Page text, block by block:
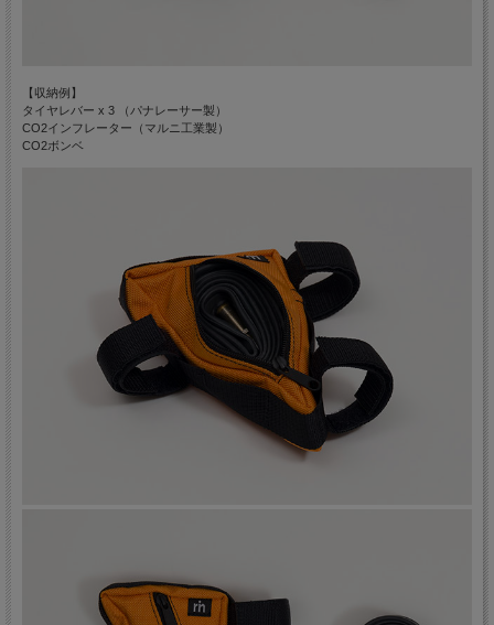
【収納例】
タイヤレバー x 3 （パナレーサー製）
CO2インフレーター（マルニ工業製）
CO2ボンベ